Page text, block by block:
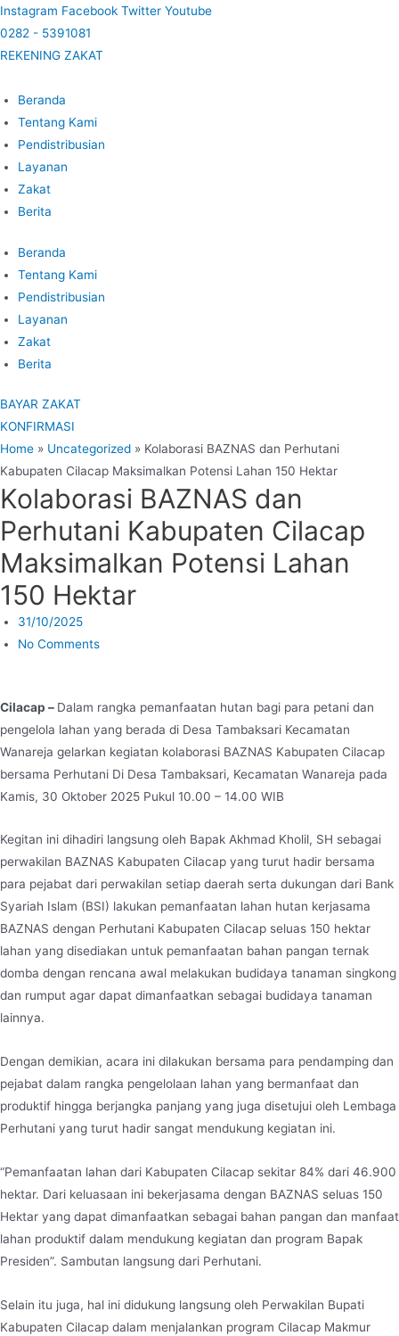
Lewati
ke
konten
Instagram Facebook Twitter Youtube
0282 - 5391081
REKENING ZAKAT
Beranda
Tentang Kami
Pendistribusian
Layanan
Zakat
Berita
Beranda
Tentang Kami
Pendistribusian
Layanan
Zakat
Berita
BAYAR ZAKAT
KONFIRMASI
Home » Uncategorized » Kolaborasi BAZNAS dan Perhutani
Kabupaten Cilacap Maksimalkan Potensi Lahan 150 Hektar
Kolaborasi BAZNAS dan
Perhutani Kabupaten Cilacap
Maksimalkan Potensi Lahan
150 Hektar
31/10/2025
No Comments
Cilacap – Dalam rangka pemanfaatan hutan bagi para petani dan
pengelola lahan yang berada di Desa Tambaksari Kecamatan
Wanareja gelarkan kegiatan kolaborasi BAZNAS Kabupaten Cilacap
bersama Perhutani Di Desa Tambaksari, Kecamatan Wanareja pada
Kamis, 30 Oktober 2025 Pukul 10.00 – 14.00 WIB
Kegitan ini dihadiri langsung oleh Bapak Akhmad Kholil, SH sebagai
perwakilan BAZNAS Kabupaten Cilacap yang turut hadir bersama
para pejabat dari perwakilan setiap daerah serta dukungan dari Bank
Syariah Islam (BSI) lakukan pemanfaatan lahan hutan kerjasama
BAZNAS dengan Perhutani Kabupaten Cilacap seluas 150 hektar
lahan yang disediakan untuk pemanfaatan bahan pangan ternak
domba dengan rencana awal melakukan budidaya tanaman singkong
dan rumput agar dapat dimanfaatkan sebagai budidaya tanaman
lainnya.
Dengan demikian, acara ini dilakukan bersama para pendamping dan
pejabat dalam rangka pengelolaan lahan yang bermanfaat dan
produktif hingga berjangka panjang yang juga disetujui oleh Lembaga
Perhutani yang turut hadir sangat mendukung kegiatan ini.
“Pemanfaatan lahan dari Kabupaten Cilacap sekitar 84% dari 46.900
hektar. Dari keluasaan ini bekerjasama dengan BAZNAS seluas 150
Hektar yang dapat dimanfaatkan sebagai bahan pangan dan manfaat
lahan produktif dalam mendukung kegiatan dan program Bapak
Presiden”. Sambutan langsung dari Perhutani.
Selain itu juga, hal ini didukung langsung oleh Perwakilan Bupati
Kabupaten Cilacap dalam menjalankan program Cilacap Makmur